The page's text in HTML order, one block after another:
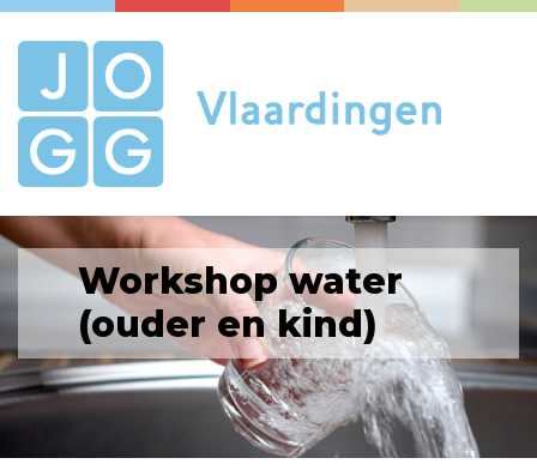
Workshop water
(ouder en kind)